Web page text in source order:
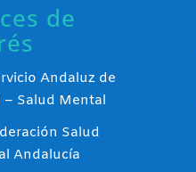
de
Andaluz de
– Salud Mental
Salud
Andalucía